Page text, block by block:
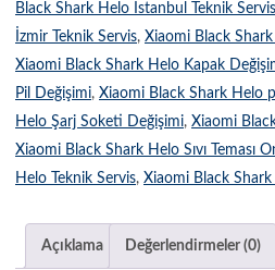
Black Shark Helo İstanbul Teknik Servis
İzmir Teknik Servis, Xiaomi Black
Xiaomi Black Shark Helo Kapak
Pil Değişimi, Xiaomi Black Shark Helo
Helo Şarj Soketi Değişimi, Xiaomi
Xiaomi Black Shark Helo Sıvı Teması
Helo Teknik Servis, Xiaomi Black Shark
Açıklama Değerlendirmeler (0)